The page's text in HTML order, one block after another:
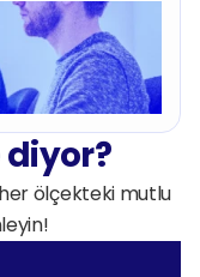
diyor?
her ölçekteki mutlu